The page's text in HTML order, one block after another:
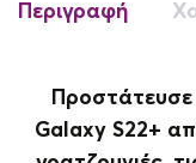
Περιγραφή
Galaxy S22+